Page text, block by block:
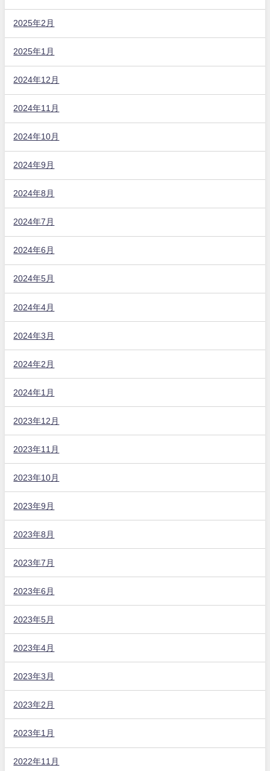
2025年2月
2025年1月
2024年12月
2024年11月
2024年10月
2024年9月
2024年8月
2024年7月
2024年6月
2024年5月
2024年4月
2024年3月
2024年2月
2024年1月
2023年12月
2023年11月
2023年10月
2023年9月
2023年8月
2023年7月
2023年6月
2023年5月
2023年4月
2023年3月
2023年2月
2023年1月
2022年11月